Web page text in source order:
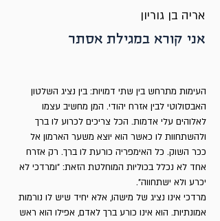
אריה בן גוריון
אני קורא במגילת אסתר
העימות מתרחש בין שתי דמויות: בין נציג השלטון
האבסולוטי לבין אזרח יהודי. המן מחשיב עצמו
לאלוהים עלי אדמות. הכל צריכים לכרוע לו ברך
ולהשתחוות לו כאשר הוא יוצא משער הארמון אל
ככר השוק. כל האימפריה כורעת לו ברך. רק אזרח
אחד לא נכלל בכוליות המוחלטת הזאת: "ומרדכי לא
יכרע ולא ישתחווה".
מרדכי אינו נציג של מישהו, אלא יחיד שיש לו נורמות
אמונתיות. הוא אינו כורע ברך לאדם, אפילו הוא ראש